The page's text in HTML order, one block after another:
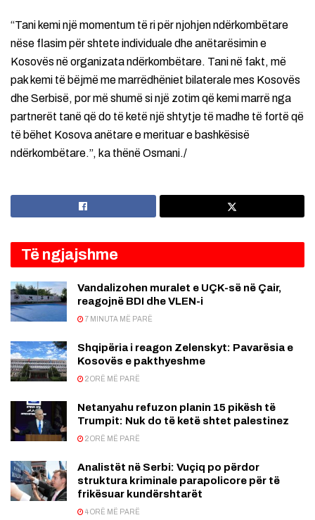
“Tani kemi një momentum të ri për njohjen ndërkombëtare
nëse flasim për shtete individuale dhe anëtarësimin e
Kosovës në organizata ndërkombëtare. Tani në fakt, më
pak kemi të bëjmë me marrëdhëniet bilaterale mes Kosovës
dhe Serbisë, por më shumë si një zotim që kemi marrë nga
partnerët tanë që do të ketë një shtytje të madhe të fortë që
të bëhet Kosova anëtare e merituar e bashkësisë
ndërkombëtare.”, ka thënë Osmani./
Të ngjajshme
Vandalizohen muralet e UÇK-së në Çair,
reagojnë BDI dhe VLEN-i
7 MINUTA MË PARË
Shqipëria i reagon Zelenskyt: Pavarësia e
Kosovës e pakthyeshme
2 ORË MË PARË
Netanyahu refuzon planin 15 pikësh të
Trumpit: Nuk do të ketë shtet palestinez
2 ORË MË PARË
Analistët në Serbi: Vuçiq po përdor
struktura kriminale parapolicore për të
frikësuar kundërshtarët
4 ORË MË PARË